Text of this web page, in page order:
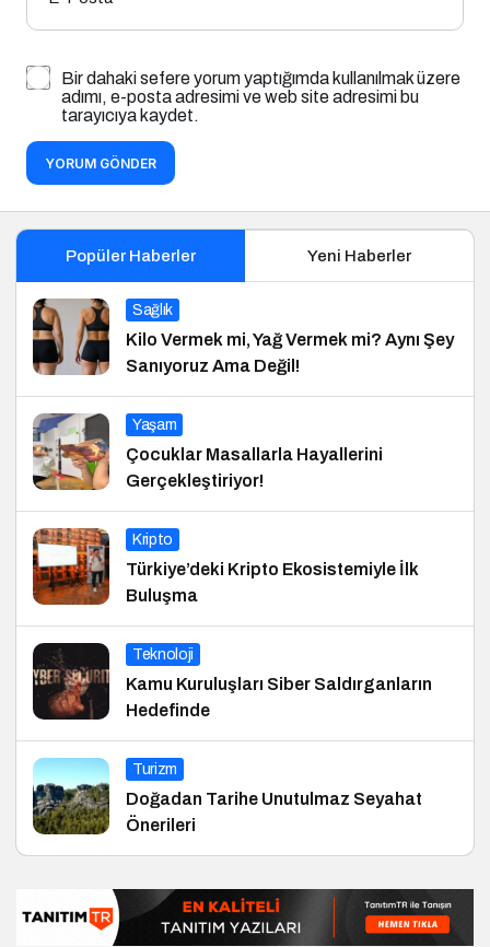
Bir dahaki sefere yorum yaptığımda kullanılmak üzere
adımı, e-posta adresimi ve web site adresimi bu
tarayıcıya kaydet.
YORUM GÖNDER
Popüler Haberler Yeni Haberler
Sağlık
Kilo Vermek mi, Yağ Vermek mi? Aynı Şey
Sanıyoruz Ama Değil!
Yaşam
Çocuklar Masallarla Hayallerini
Gerçekleştiriyor!
Kripto
Türkiye’deki Kripto Ekosistemiyle İlk
Buluşma
Teknoloji
Kamu Kuruluşları Siber Saldırganların
Hedefinde
Turizm
Doğadan Tarihe Unutulmaz Seyahat
Önerileri